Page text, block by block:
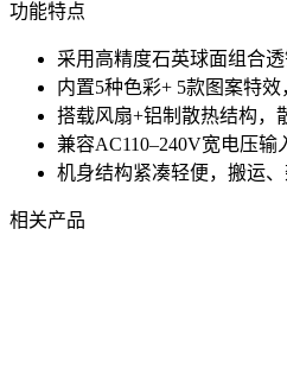
功能特点
采用高精度石英球面组合
内置5种色彩+ 5款图案特
搭载风扇+铝制散热结构，
兼容AC110–240V宽电压
机身结构紧凑轻便，搬运
相关产品